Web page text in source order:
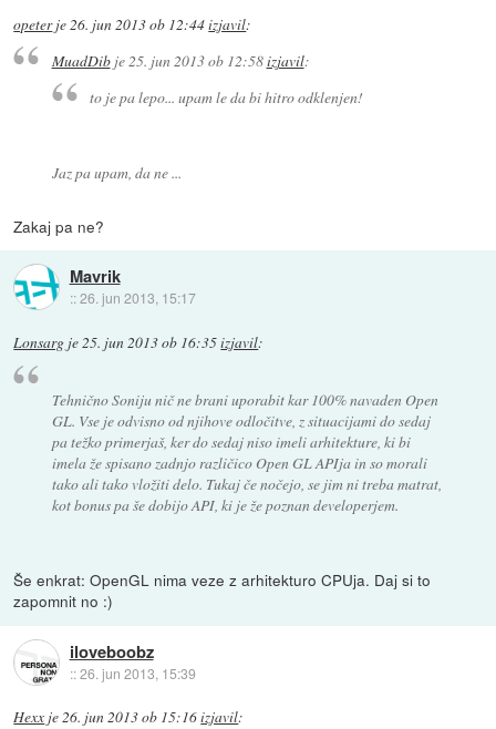
opeterje 26. jun 2013 ob 12:44izjavil:
MuadDibje25. jun 2013 ob 12:58izjavil:
to je pa lepo... upam le da bi hitro odklenjen!
Jaz pa upam, da ne ...
Zakaj pa ne?
Mavrik
::26. jun 2013, 15:17
Lonsarg je25. jun 2013 ob 16:35izjavil:
Tehnično Soniju nič ne brani uporabit kar 100% navaden Open
GL. Vse je odvisno od njihove odločitve, z situacijami do sedaj
pa težko primerjaš, ker do sedaj niso imeli arhitekture, ki bi
imela že spisano zadnjo različico Open GL APIja in so morali
tako ali tako vložiti delo. Tukaj če nočejo, se jim ni treba matrat,
kot bonus pa še dobijo API, ki je že poznan developerjem.
Še enkrat: OpenGL nima veze z arhitekturo CPUja. Daj si to
zapomnit no :)
iloveboobz
::26. jun 2013, 15:39
Hexx je26. jun 2013 ob 15:16izjavil: